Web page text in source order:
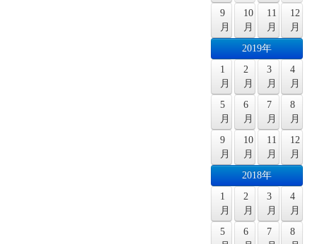
9
月
10
月
11
月
12
月
2019年
1
月
2
月
3
月
4
月
5
月
6
月
7
月
8
月
9
月
10
月
11
月
12
月
2018年
1
月
2
月
3
月
4
月
5
6
7
8